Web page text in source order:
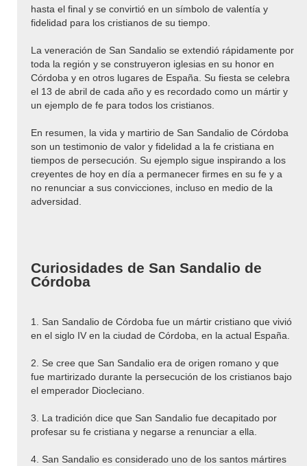
hasta el final y se convirtió en un símbolo de valentía y
fidelidad para los cristianos de su tiempo.
La veneración de San Sandalio se extendió rápidamente por
toda la región y se construyeron iglesias en su honor en
Córdoba y en otros lugares de España. Su fiesta se celebra
el 13 de abril de cada año y es recordado como un mártir y
un ejemplo de fe para todos los cristianos.
En resumen, la vida y martirio de San Sandalio de Córdoba
son un testimonio de valor y fidelidad a la fe cristiana en
tiempos de persecución. Su ejemplo sigue inspirando a los
creyentes de hoy en día a permanecer firmes en su fe y a
no renunciar a sus convicciones, incluso en medio de la
adversidad.
Curiosidades de San Sandalio de
Córdoba
1. San Sandalio de Córdoba fue un mártir cristiano que vivió
en el siglo IV en la ciudad de Córdoba, en la actual España.
2. Se cree que San Sandalio era de origen romano y que
fue martirizado durante la persecución de los cristianos bajo
el emperador Diocleciano.
3. La tradición dice que San Sandalio fue decapitado por
profesar su fe cristiana y negarse a renunciar a ella.
4. San Sandalio es considerado uno de los santos mártires